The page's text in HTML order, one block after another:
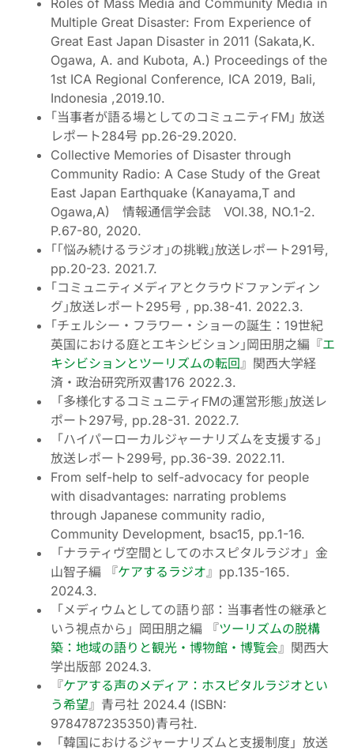
Multiple Great Disaster: From Experience of
Great East Japan Disaster in 2011 (Sakata,K.
Ogawa, A. and Kubota, A.) Proceedings of the
1st ICA Regional Conference, ICA 2019, Bali,
Indonesia ,2019.10.
｢当事者が語る場としてのコミュニティFM｣ 放送
レポート284号 pp.26-29.2020.
Collective Memories of Disaster through
Community Radio: A Case Study of the Great
East Japan Earthquake (Kanayama,T and
Ogawa,A) 情報通信学会誌 VOl.38, NO.1-2.
P.67-80, 2020.
｢｢悩み続けるラジオ｣の挑戦｣放送レポート291号,
pp.20-23. 2021.7.
｢コミュニティメディアとクラウドファンディン
グ｣放送レポート295号 , pp.38-41. 2022.3.
｢チェルシー・フラワー・ショーの誕生：19世紀
英国における庭とエキシビション｣岡田朋之編『エ
キシビションとツーリズムの転回 』関西大学経
済・政治研究所双書176 2022.3.
「多様化するコミュニティFMの運営形態｣放送レ
ポート297号, pp.28-31. 2022.7.
「ハイパーローカルジャーナリズムを支援する」
放送レポート299号, pp.36-39. 2022.11.
From self-help to self-advocacy for people
with disadvantages: narrating problems
through Japanese community radio,
Community Development, bsac15, pp.1-16.
「ナラティヴ空間としてのホスピタルラジオ」金
山智子編 『ケアするラジオ 』pp.135-165.
2024.3.
「メディウムとしての語り部：当事者性の継承と
いう視点から」岡田朋之編 『ツーリズムの脱構
築：地域の語りと観光・博物館・博覧会』関西大
学出版部 2024.3.
『ケアする声のメディア：ホスピタルラジオとい
う希望 』青弓社 2024.4 (ISBN:
9784787235350)青弓社.
「韓国におけるジャーナリズムと支援制度」放送